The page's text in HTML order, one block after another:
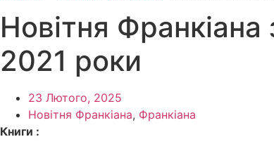
Новітня Франкіана
2021 роки
23 Лютого, 2025
Новітня Франкіана, Франкіана
Книги :